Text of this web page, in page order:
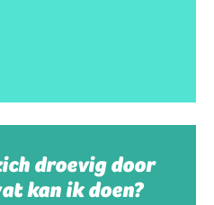
droevig door
kan ik doen?